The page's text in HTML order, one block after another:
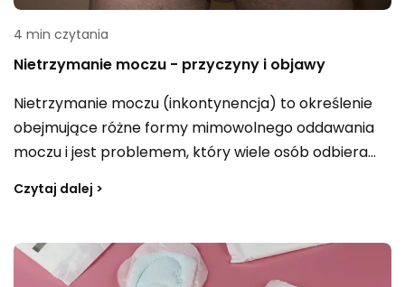
4 min czytania
Nietrzymanie moczu - przyczyny i objawy
Nietrzymanie moczu (inkontynencja) to określenie
obejmujące różne formy mimowolnego oddawania
moczu i jest problemem, który wiele osób odbiera
bardzo dużo — od schorzeń układu moczowo-
nerwowym. Czy nietrzymanie moczu da się leczyć,
jakie są jego typy i na co zwracać uwagę, by lepiej
Czytaj dalej >